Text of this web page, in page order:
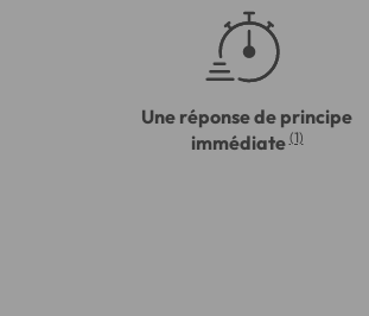
Une réponse de principe
immédiate (1)